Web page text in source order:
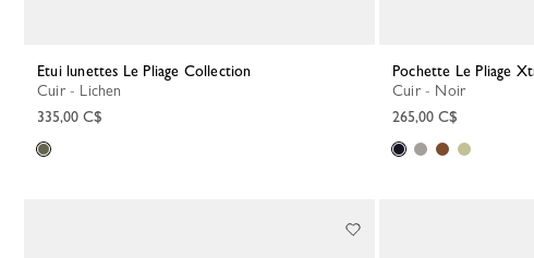
Etui lunettes Le Pliage Collection
Cuir - Lichen
335,00 C$
Pochette Le Pliage
Cuir - Noir
265,00 C$